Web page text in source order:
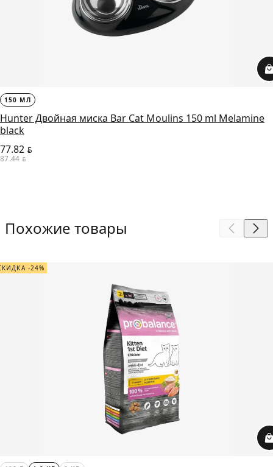
150 МЛ
Hunter Двойная миска Bar Cat Moulins 150 ml Melamine
black
77.82 BYN
87.44 BYN
Похожие товары
-24%